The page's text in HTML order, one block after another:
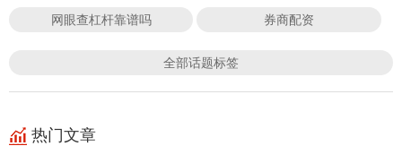
网眼查杠杆靠谱吗 券商配资
全部话题标签
热门文章